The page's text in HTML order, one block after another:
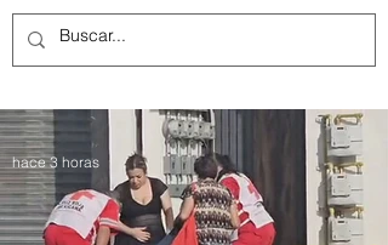
hace 3 horas